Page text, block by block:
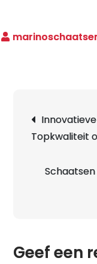
Topkwaliteit
Schaatsen
Geef een